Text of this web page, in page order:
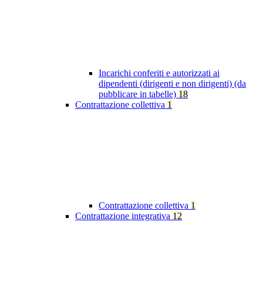
Incarichi conferiti e autorizzati ai
dipendenti (dirigenti e non dirigenti) (da
pubblicare in tabelle) 18
Contrattazione collettiva 1
Contrattazione collettiva 1
Contrattazione integrativa 12